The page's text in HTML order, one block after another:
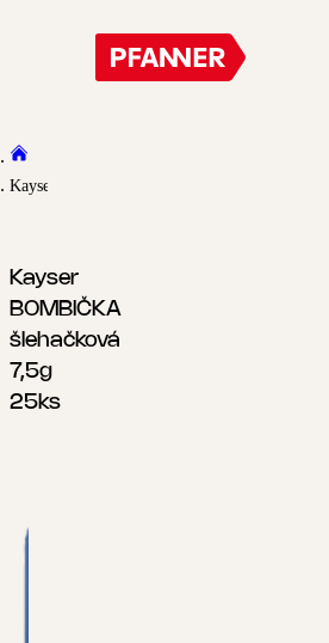
Kayser BOMBIČKA šlehačková 7,5g 25ks
Kayser
BOMBIČKA
šlehačková
7,5g
25ks